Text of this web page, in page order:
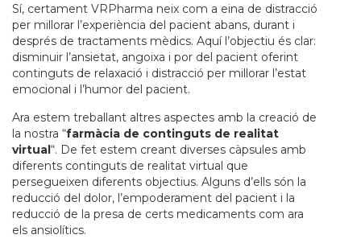
Sí, certament VRPharma neix com a eina de distracció
per millorar l’experiència del pacient abans, durant i
després de tractaments mèdics. Aquí l’objectiu és clar:
disminuir l’ansietat, angoixa i por del pacient oferint
continguts de relaxació i distracció per millorar l’estat
emocional i l’humor del pacient.
Ara estem treballant altres aspectes amb la creació de
la nostra “farmàcia de continguts de realitat
virtual“. De fet estem creant diverses càpsules amb
diferents continguts de realitat virtual que
persegueixen diferents objectius. Alguns d’ells són la
reducció del dolor, l’empoderament del pacient i la
reducció de la presa de certs medicaments com ara
els ansiolítics.